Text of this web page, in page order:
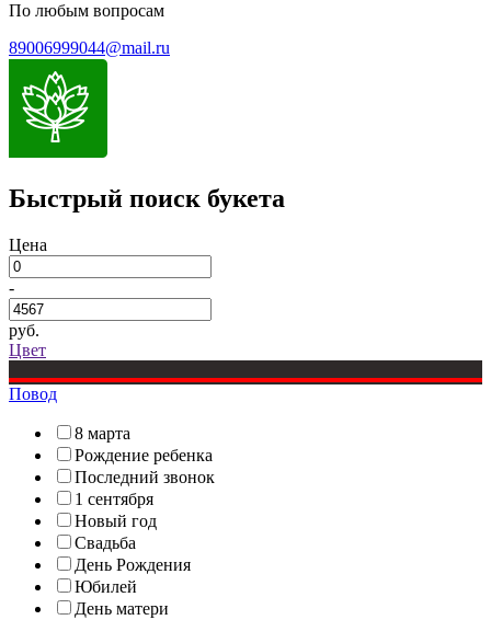
По любым вопросам
89006999044@mail.ru
Быстрый поиск букета
Цена
-
руб.
Цвет
Повод
8 марта
Рождение ребенка
Последний звонок
1 сентября
Новый год
Свадьба
День Рождения
Юбилей
День матери